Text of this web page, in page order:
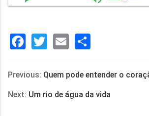
Facebook
Twitter
Email
享
Previous: Quem pode entender o
Next: Um rio de água da vida